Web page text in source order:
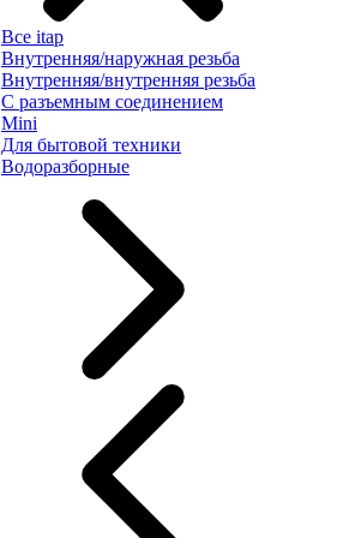
Все itap
Внутренняя/наружная резьба
Внутренняя/внутренняя резьба
С разъемным соединением
Mini
Для бытовой техники
Водоразборные